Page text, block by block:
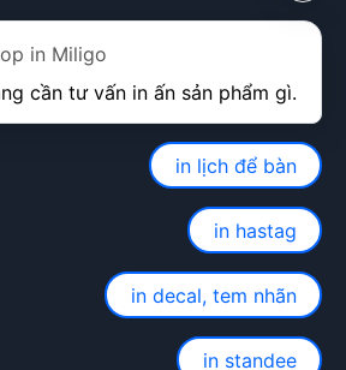
in Miligo
in lịch để bàn
in hastag
in decal, tem nhãn
in standee